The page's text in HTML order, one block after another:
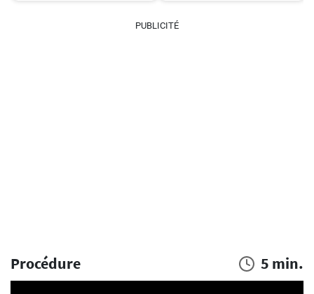
PUBLICITÉ
Procédure 5 min.